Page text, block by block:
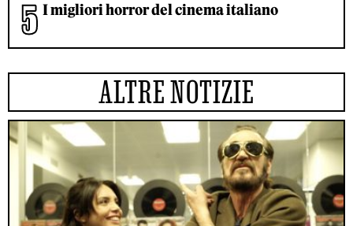
I migliori horror del cinema italiano
ALTRE NOTIZIE